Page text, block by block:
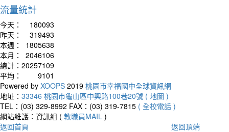
流量統計
今天：
180093
昨天：
319493
本週：
1805638
本月：
2046106
總計： 20257109
平均：
9101
Powered by XOOPS 2019 桃園市幸福國中全球資訊網
地址： 33346 桃園市龜山區中興路100巷20號 ( 地圖 )
TEL：(03) 329-8992 FAX：(03) 319-7815 ( 全校電話 )
網站維護：資訊組 ( 教職員MAIL )
返回首頁
返回頂端